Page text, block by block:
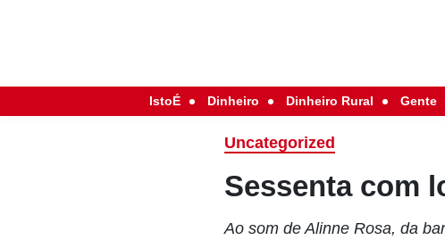
IstoÉ Dinheiro Dinheiro Rural Gente
Uncategorized
Sessenta com
Ao som de Alinne Rosa, da